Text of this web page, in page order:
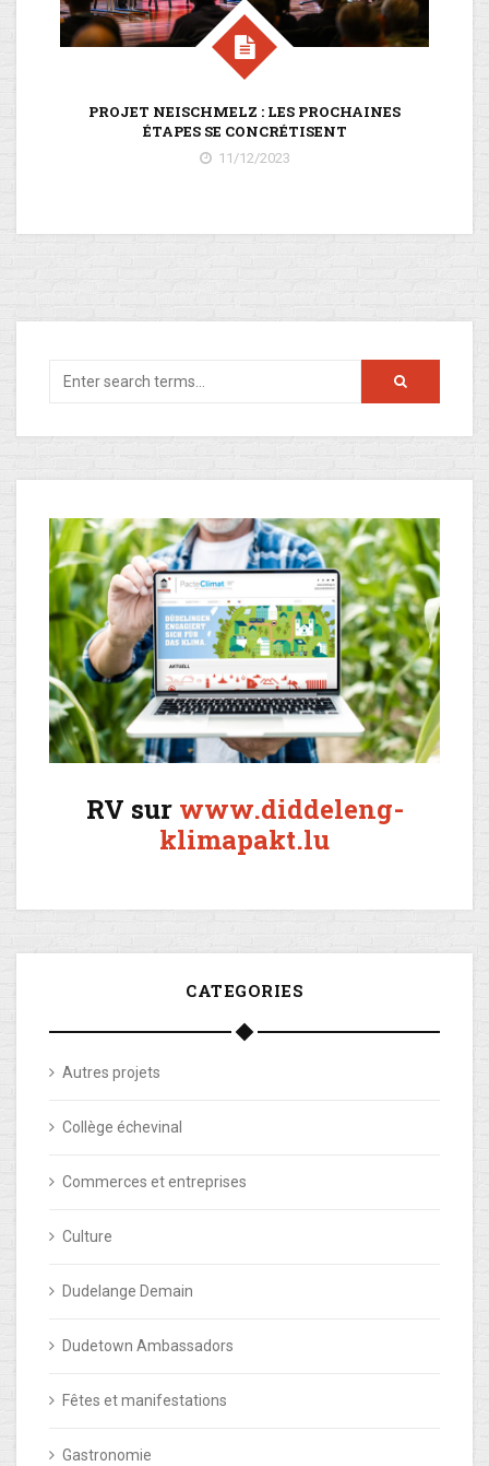
PROJET NEISCHMELZ : LES PROCHAINES
ÉTAPES SE CONCRÉTISENT
11/12/2023
RV sur www.diddeleng-
klimapakt.lu
CATEGORIES
Autres projets
Collège échevinal
Commerces et entreprises
Culture
Dudelange Demain
Dudetown Ambassadors
Fêtes et manifestations
Gastronomie